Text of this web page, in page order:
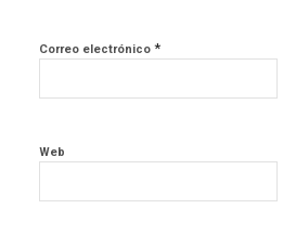
Correo electrónico *
Web